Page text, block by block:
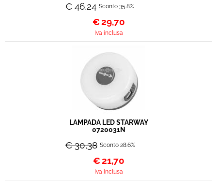
€ 46,24 Sconto 35.8%
€29,70
Iva inclusa
LAMPADA LED STARWAY
0720031N
€ 30,38 Sconto 28.6%
€21,70
Iva inclusa